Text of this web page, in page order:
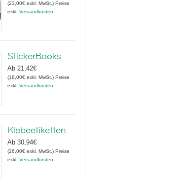
(23,00€ exkl. MwSt. ) Preise
exkl. Versandkosten
StickerBooks
Ab 21,42€
(18,00€ exkl. MwSt. ) Preise
exkl. Versandkosten
Klebeetiketten
Ab 30,94€
(26,00€ exkl. MwSt. ) Preise
exkl. Versandkosten